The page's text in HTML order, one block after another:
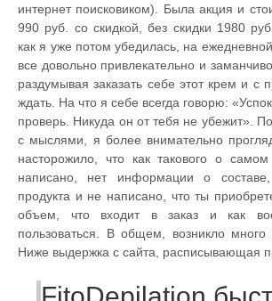
интернет поисковиком). Была акция и
990 руб. со скидкой, без скидки 1980
как я уже потом убедилась, на
все довольно привлекательно и
раздумывая заказать себе этот крем и с
ждать. На что я себе всегда говорю:
проверь. Никуда он от тебя не убежит».
с мыслями, я более внимательно
насторожило, что как такового о
написано, нет информации о
продукта и не написано, что ты
объем, что входит в заказ и как
пользоваться. В общем, возникло много
Ниже выдержка с сайта, расписывающая